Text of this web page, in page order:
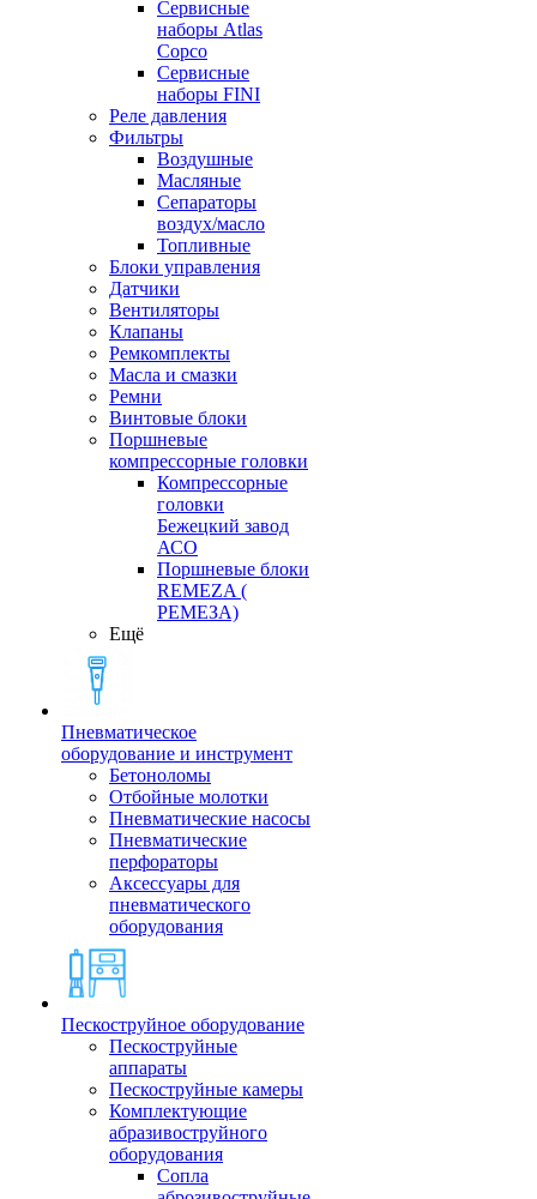
Cервисные
наборы Atlas
Copco
Сервисные
наборы FINI
Реле давления
Фильтры
Воздушные
Масляные
Сепараторы
воздух/масло
Топливные
Блоки управления
Датчики
Вентиляторы
Клапаны
Ремкомплекты
Масла и смазки
Ремни
Винтовые блоки
Поршневые
компрессорные головки
Компрессорные
головки
Бежецкий завод
АСО
Поршневые блоки
REMEZA (
РЕМЕЗА)
Ещё
Пневматическое
оборудование и инструмент
Бетоноломы
Отбойные молотки
Пневматические насосы
Пневматические
перфораторы
Аксессуары для
пневматического
оборудования
Пескоструйное оборудование
Пескоструйные
аппараты
Пескоструйные камеры
Комплектующие
абразивоструйного
оборудования
Сопла